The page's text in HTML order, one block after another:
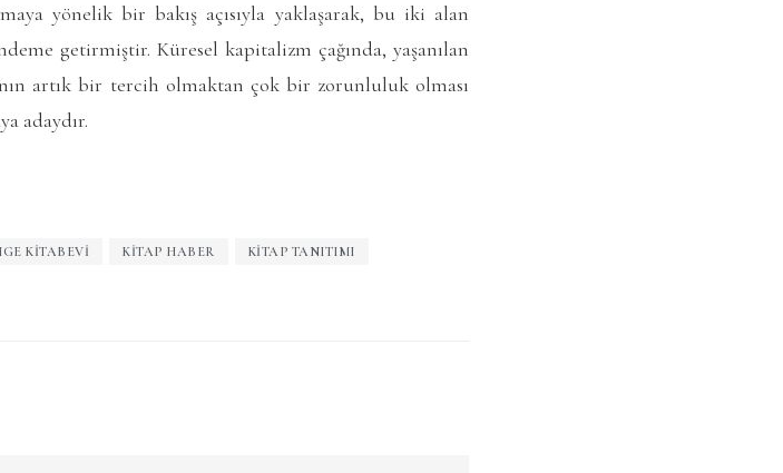
yönelik bir bakış açısıyla yaklaşarak, bu iki alan
getirmiştir. Küresel kapitalizm çağında, yaşanılan
artık bir tercih olmaktan çok bir zorunluluk olması
adaydır.
KITABEVI KITAP HABER KITAP TANITIMI